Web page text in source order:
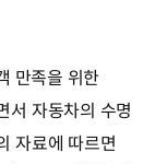
만족을 위한
서 자동차의 수명
자료에 따르면